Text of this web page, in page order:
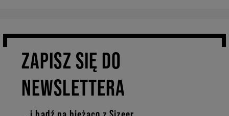
ZAPISZ SIĘ DO
NEWSLETTERA